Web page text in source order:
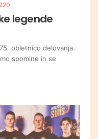
legende
obletnico delovanja.
spomine in se